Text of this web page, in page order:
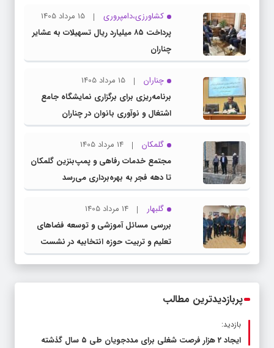
کشاورزی،دامپروری
15 مرداد 1405
پرداخت ۸۵ میلیارد ریال تسهیلات به عشایر
چناران
چناران
15 مرداد 1405
برنامه‌ریزی برای برگزاری نمایشگاه جامع
اشتغال و نوآوری بانوان در چناران
گلمکان
14 مرداد 1405
مجتمع خدمات رفاهی و پمپ‌بنزین گلمکان
تا دهه فجر به بهره‌برداری می‌رسد
گلبهار
14 مرداد 1405
بررسی مسائل آموزشی و توسعه فضاهای
تعلیم و تربیت حوزه انتخابیه در نشست
مشترک عضو کمیسیون آموزش مجلس با
پربازدیدترین مطالب
بازدید:
ایجاد 2 هزار فرصت شغلی برای مددجویان طی ۵ سال گذشته